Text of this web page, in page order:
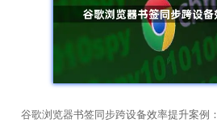
谷歌浏览器书签同步跨设备效率提升案例：